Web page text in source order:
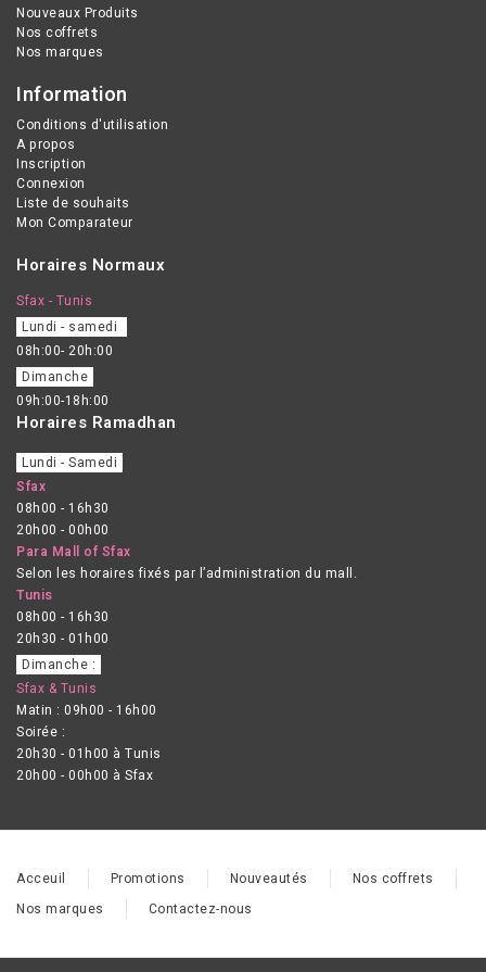
Nouveaux Produits
Nos coffrets
Nos marques
Information
Conditions d'utilisation
A propos
Inscription
Connexion
Liste de souhaits
Mon Comparateur
Horaires Normaux
Sfax - Tunis
Lundi - samedi
08h:00- 20h:00
Dimanche
09h:00-18h:00
Horaires Ramadhan
Lundi - Samedi
Sfax
08h00 - 16h30
20h00 - 00h00
Para Mall of Sfax
Selon les horaires fixés par l’administration du mall.
Tunis
08h00 - 16h30
20h30 - 01h00
Dimanche :
Sfax & Tunis
Matin : 09h00 - 16h00
Soirée :
20h30 - 01h00 à Tunis
20h00 - 00h00 à Sfax
Acceuil Promotions Nouveautés
Nos coffrets
Nos marques
Contactez-nous